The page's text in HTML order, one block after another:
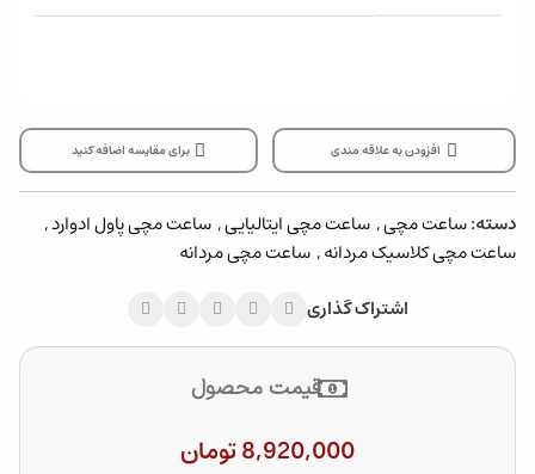
افزودن به علاقه مندی برای مقایسه اضافه کنید
دسته:ساعت مچی, ساعت مچی ایتالیایی, ساعت مچی پاول ادوارد,
ساعت مچی کلاسیک مردانه, ساعت مچی مردانه
اشتراک گذاری
قیمت محصول
8,920,000تومان